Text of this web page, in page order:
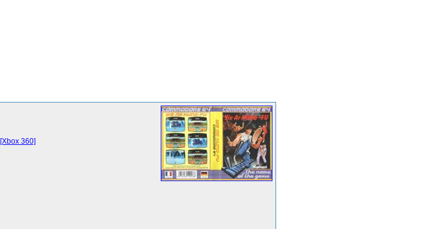
[Xbox 360]